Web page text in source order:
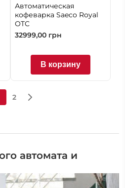
Автоматическая
кофеварка Saeco Royal
OTC
32999,00 грн
В корзину
2
автомата и